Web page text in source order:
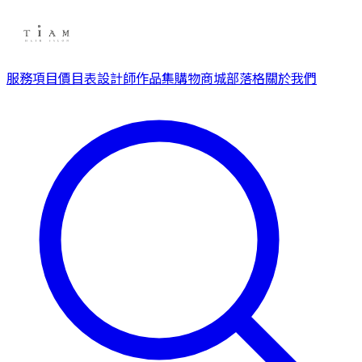
服務項目價目表設計師作品集購物商城部落格關於我們